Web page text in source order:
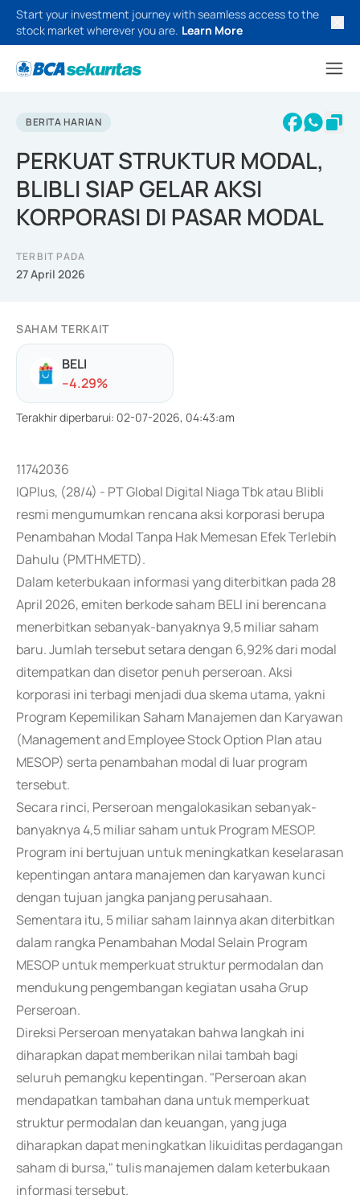
Start your investment journey with seamless access to the
stock market wherever you are. Learn More
BERITA HARIAN
PERKUAT STRUKTUR MODAL,
BLIBLI SIAP GELAR AKSI
KORPORASI DI PASAR MODAL
TERBIT PADA
27 April 2026
SAHAM TERKAIT
BELI
--4.29%
Terakhir diperbarui: 02-07-2026, 04:43:am
11742036
IQPlus, (28/4) - PT Global Digital Niaga Tbk atau Blibli
resmi mengumumkan rencana aksi korporasi berupa
Penambahan Modal Tanpa Hak Memesan Efek Terlebih
Dahulu (PMTHMETD).
Dalam keterbukaan informasi yang diterbitkan pada 28
April 2026, emiten berkode saham BELI ini berencana
menerbitkan sebanyak-banyaknya 9,5 miliar saham
baru. Jumlah tersebut setara dengan 6,92% dari modal
ditempatkan dan disetor penuh perseroan. Aksi
korporasi ini terbagi menjadi dua skema utama, yakni
Program Kepemilikan Saham Manajemen dan Karyawan
(Management and Employee Stock Option Plan atau
MESOP) serta penambahan modal di luar program
tersebut.
Secara rinci, Perseroan mengalokasikan sebanyak-
banyaknya 4,5 miliar saham untuk Program MESOP.
Program ini bertujuan untuk meningkatkan keselarasan
kepentingan antara manajemen dan karyawan kunci
dengan tujuan jangka panjang perusahaan.
Sementara itu, 5 miliar saham lainnya akan diterbitkan
dalam rangka Penambahan Modal Selain Program
MESOP untuk memperkuat struktur permodalan dan
mendukung pengembangan kegiatan usaha Grup
Perseroan.
Direksi Perseroan menyatakan bahwa langkah ini
diharapkan dapat memberikan nilai tambah bagi
seluruh pemangku kepentingan. "Perseroan akan
mendapatkan tambahan dana untuk memperkuat
struktur permodalan dan keuangan, yang juga
diharapkan dapat meningkatkan likuiditas perdagangan
saham di bursa," tulis manajemen dalam keterbukaan
informasi tersebut.